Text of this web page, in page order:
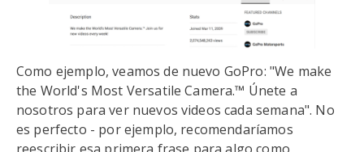
Como ejemplo, veamos de nuevo GoPro: "We make
the World's Most Versatile Camera.™ Únete a
nosotros para ver nuevos videos cada semana". No
es perfecto - por ejemplo, recomendaríamos